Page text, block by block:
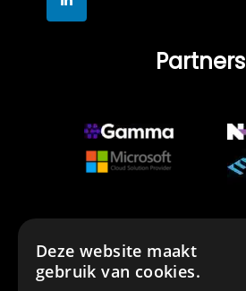
Partners
Erkenning
Deze website maakt
gebruik van cookies.